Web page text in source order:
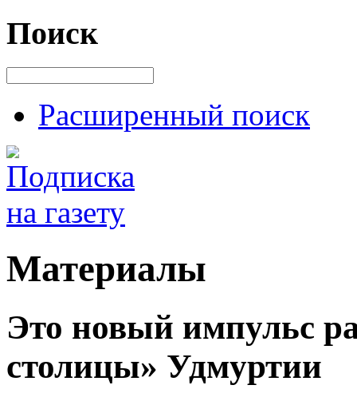
Поиск
Расширенный поиск
Материалы
Это новый импульс
столицы» Удмуртии